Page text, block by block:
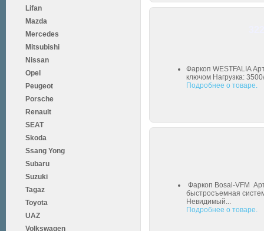
Lifan
Mazda
Mercedes
Mitsubishi
Nissan
Opel
Peugeot
Porsche
Renault
SEAT
Skoda
Ssang Yong
Subaru
Suzuki
Tagaz
Toyota
UAZ
Volkswagen
Фаркоп WESTFALIA
ключом Нагрузка:
Подробнее о товаре.
Фаркоп Bosal-VFM
быстросъемная
Невидимый...
Подробнее о товаре.